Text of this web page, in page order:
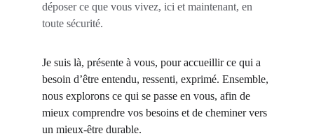
déposer ce que vous vivez, ici et maintenant, en
toute sécurité.
Je suis là, présente à vous, pour accueillir ce qui a
besoin d’être entendu, ressenti, exprimé. Ensemble,
nous explorons ce qui se passe en vous, afin de
mieux comprendre vos besoins et de cheminer vers
un mieux-être durable.